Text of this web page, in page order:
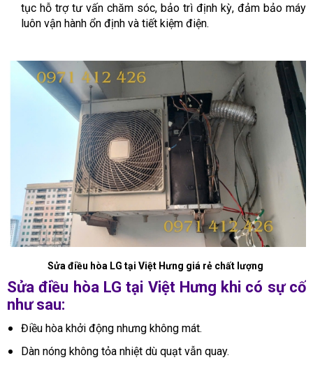
tục hỗ trợ tư vấn chăm sóc, bảo trì định kỳ, đảm bảo máy
luôn vận hành ổn định và tiết kiệm điện.
Sửa điều hòa LG tại Việt Hưng giá rẻ chất lượng
Sửa điều hòa LG tại Việt Hưng khi có sự cố
như sau:
Điều hòa khởi động nhưng không mát.
Dàn nóng không tỏa nhiệt dù quạt vẫn quay.